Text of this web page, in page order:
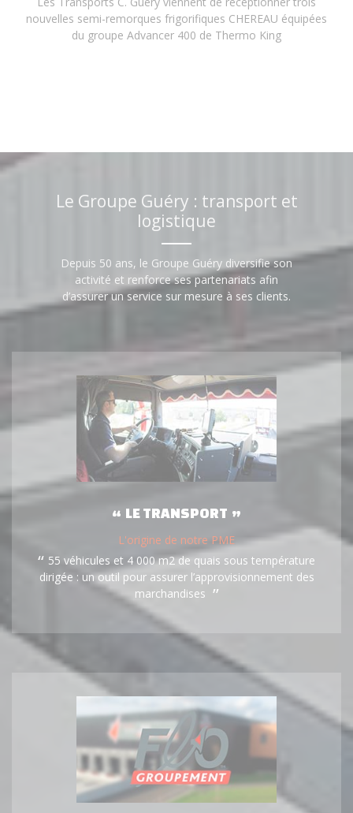
nouvelles semi-remorques frigorifiques CHEREAU équipées
du groupe Advancer 400 de Thermo King
Le Groupe Guéry : transport et
logistique
Depuis 50 ans, le Groupe Guéry diversifie son
activité et renforce ses partenariats afin
d’assurer un service sur mesure à ses clients.
LE TRANSPORT
L'origine de notre PME
55 véhicules et 4 000 m2 de quais sous température
dirigée : un outil pour assurer l’approvisionnement des
marchandises